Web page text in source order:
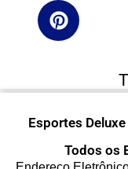
Esportes
Todos os